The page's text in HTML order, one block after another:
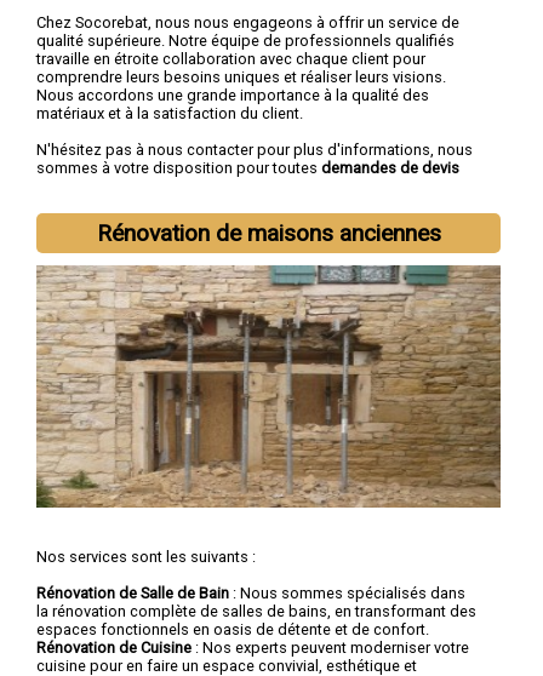
Chez Socorebat, nous nous engageons à offrir un service de
qualité supérieure. Notre équipe de professionnels qualifiés
travaille en étroite collaboration avec chaque client pour
comprendre leurs besoins uniques et réaliser leurs visions.
Nous accordons une grande importance à la qualité des
matériaux et à la satisfaction du client.
N'hésitez pas à nous contacter pour plus d'informations, nous
sommes à votre disposition pour toutes demandes de devis
Nous intervenons aussi dans les villes suivantes :
,Tourcoing,Dunkerque , Villeneuve-d'Ascq,
Valenciennes,Douai,Wattrelos,Marcq-en-Barœul,Maubeuge
Rénovation de maisons anciennes
Nos services sont les suivants :
Rénovation de Salle de Bain : Nous sommes spécialisés dans
la rénovation complète de salles de bains, en transformant des
espaces fonctionnels en oasis de détente et de confort.
Rénovation de Cuisine : Nos experts peuvent moderniser votre
cuisine pour en faire un espace convivial, esthétique et